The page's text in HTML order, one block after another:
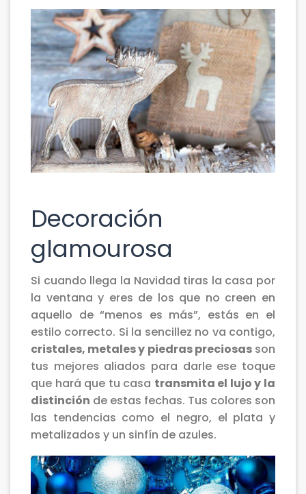
Decoración
glamourosa
Si cuando llega la Navidad tiras la casa por
la ventana y eres de los que no creen en
aquello de “menos es más”, estás en el
estilo correcto. Si la sencillez no va contigo,
cristales, metales y piedras preciosasson
tus mejores aliados para darle ese toque
que hará que tu casa transmita el lujo y la
distinción de estas fechas. Tus colores son
las tendencias como el negro, el plata y
metalizados y un sinfín de azules.